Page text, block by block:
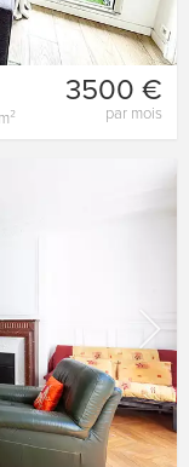
3500 €
par mois